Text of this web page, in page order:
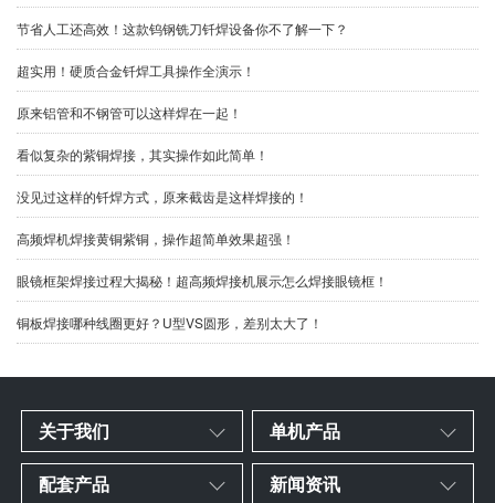
节省人工还高效！这款钨钢铣刀钎焊设备你不了解一下？
超实用！硬质合金钎焊工具操作全演示！
原来铝管和不钢管可以这样焊在一起！
看似复杂的紫铜焊接，其实操作如此简单！
没见过这样的钎焊方式，原来截齿是这样焊接的！
高频焊机焊接黄铜紫铜，操作超简单效果超强！
眼镜框架焊接过程大揭秘！超高频焊接机展示怎么焊接眼镜框！
铜板焊接哪种线圈更好？U型VS圆形，差别太大了！
关于我们 单机产品
配套产品 新闻资讯